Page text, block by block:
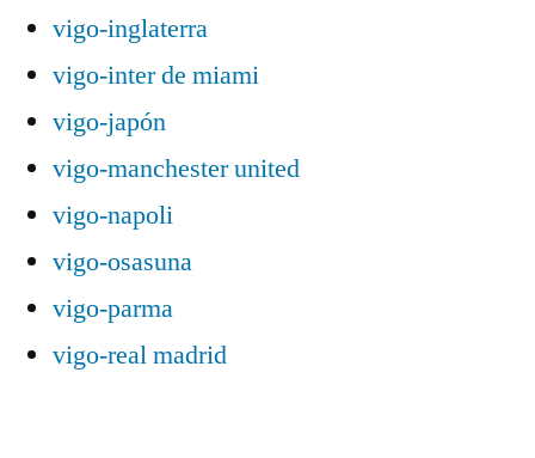
vigo-inglaterra
vigo-inter de miami
vigo-japón
vigo-manchester united
vigo-napoli
vigo-osasuna
vigo-parma
vigo-real madrid